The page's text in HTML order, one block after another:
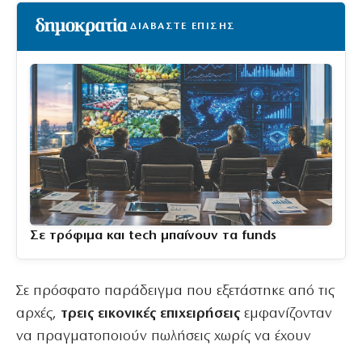
ΔΙΑΒΑΣΤΕ ΕΠΙΣΗΣ
Σε τρόφιμα και tech μπαίνουν τα funds
Σε πρόσφατο παράδειγμα που εξετάστηκε από τις
αρχές, τρεις εικονικές επιχειρήσεις εμφανίζονταν
να πραγματοποιούν πωλήσεις χωρίς να έχουν